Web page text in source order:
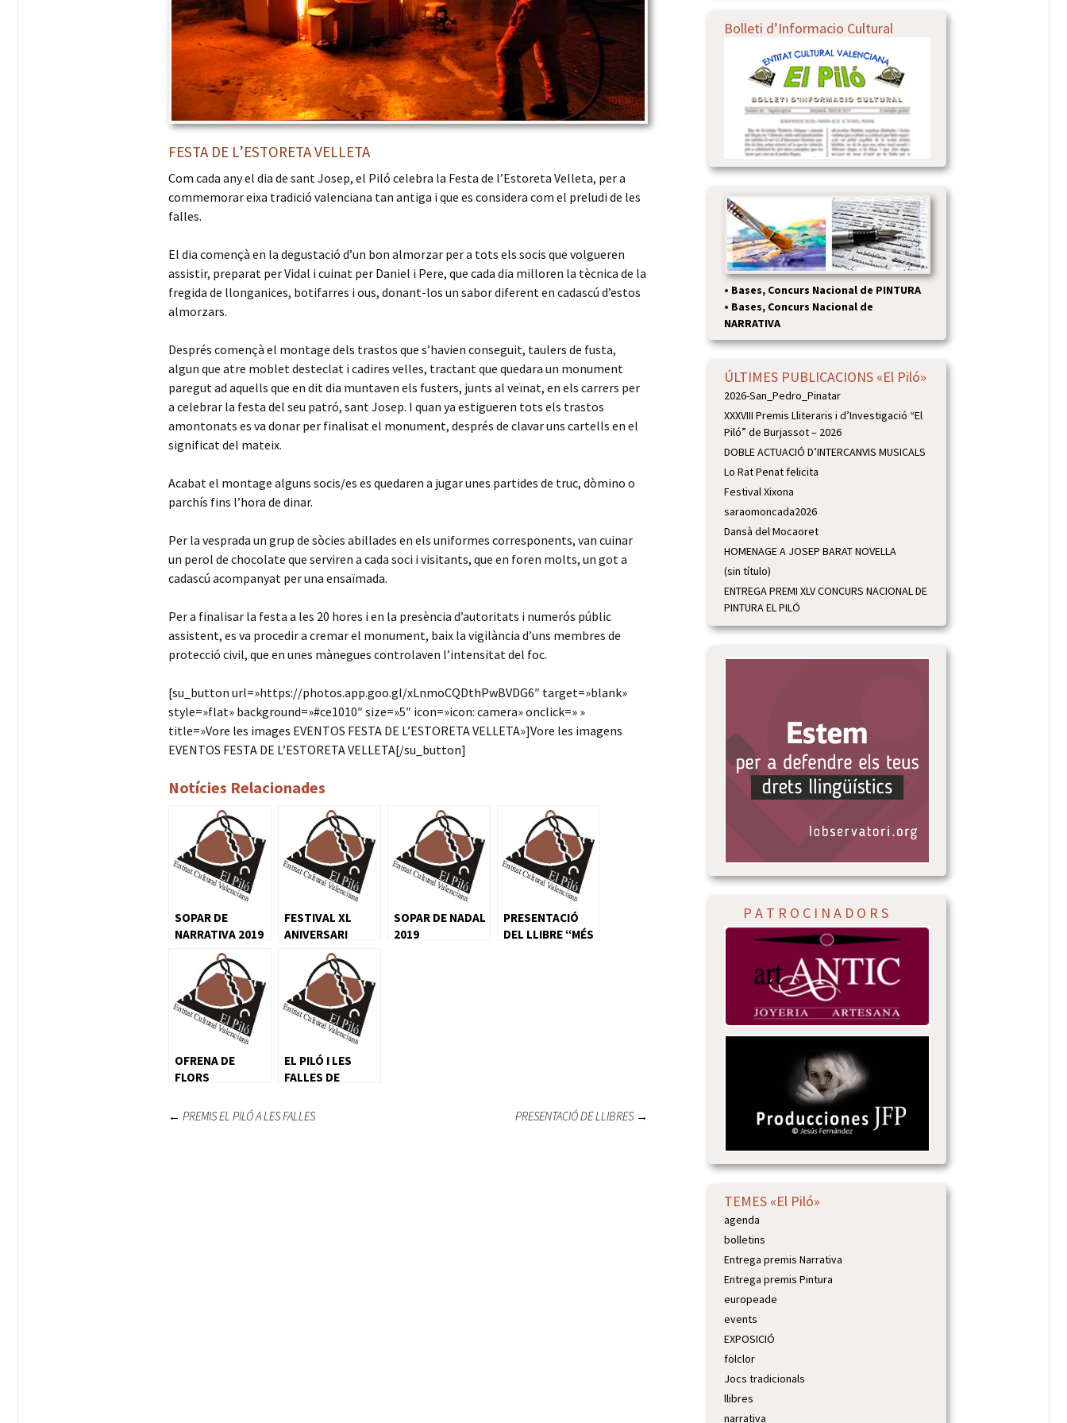
FESTA DE L’ESTORETA VELLETA
Com cada any el dia de sant Josep, el Piló celebra la Festa de l’Estoreta Velleta, per a
commemorar eixa tradició valenciana tan antiga i que es considera com el preludi de les
falles.
El dia començà en la degustació d’un bon almorzar per a tots els socis que volgueren
assistir, preparat per Vidal i cuinat per Daniel i Pere, que cada dia milloren la tècnica de la
fregida de llonganices, botifarres i ous, donant-los un sabor diferent en cadascú d’estos
almorzars.
Després començà el montage dels trastos que s’havien conseguit, taulers de fusta,
algun que atre moblet desteclat i cadires velles, tractant que quedara un monument
paregut ad aquells que en dit dia muntaven els fusters, junts al veïnat, en els carrers per
a celebrar la festa del seu patró, sant Josep. I quan ya estigueren tots els trastos
amontonats es va donar per finalisat el monument, després de clavar uns cartells en el
significat del mateix.
Acabat el montage alguns socis/es es quedaren a jugar unes partides de truc, dòmino o
parchís fins l’hora de dinar.
Per la vesprada un grup de sòcies abillades en els uniformes corresponents, van cuinar
un perol de chocolate que serviren a cada soci i visitants, que en foren molts, un got a
cadascú acompanyat per una ensaïmada.
Per a finalisar la festa a les 20 hores i en la presència d’autoritats i numerós públic
assistent, es va procedir a cremar el monument, baix la vigilància d’uns membres de
protecció civil, que en unes mànegues controlaven l’intensitat del foc.
[su_button url=»https://photos.app.goo.gl/xLnmoCQDthPwBVDG6″ target=»blank»
style=»flat» background=»#ce1010″ size=»5″ icon=»icon: camera» onclick=» »
title=»Vore les images EVENTOS FESTA DE L’ESTORETA VELLETA»]Vore les imagens
EVENTOS FESTA DE L’ESTORETA VELLETA[/su_button]
Notícies Relacionades
SOPAR DE
NARRATIVA 2019
FESTIVAL XL
ANIVERSARI
SOPAR DE NADAL
2019
PRESENTACIÓ
DEL LLIBRE “MÉS
OFRENA DE
FLORS
EL PILÓ I LES
FALLES DE
← PREMIS EL PILÓ A LES FALLES PRESENTACIÓ DE LLIBRES →
Bolleti d’Informacio Cultural
• Bases, Concurs Nacional de PINTURA
• Bases, Concurs Nacional de
NARRATIVA
ÚLTIMES PUBLICACIONS «El Piló»
2026-San_Pedro_Pinatar
XXXVIII Premis Lliteraris i d’Investigació “El
Piló” de Burjassot – 2026
DOBLE ACTUACIÓ D’INTERCANVIS MUSICALS
Lo Rat Penat felicita
Festival Xixona
saraomoncada2026
Dansà del Mocaoret
HOMENAGE A JOSEP BARAT NOVELLA
(sin título)
ENTREGA PREMI XLV CONCURS NACIONAL DE
PINTURA EL PILÓ
P A T R O C I N A D O R S
TEMES «El Piló»
agenda
bolletins
Entrega premis Narrativa
Entrega premis Pintura
europeade
events
EXPOSICIÓ
folclor
Jocs tradicionals
llibres
narrativa